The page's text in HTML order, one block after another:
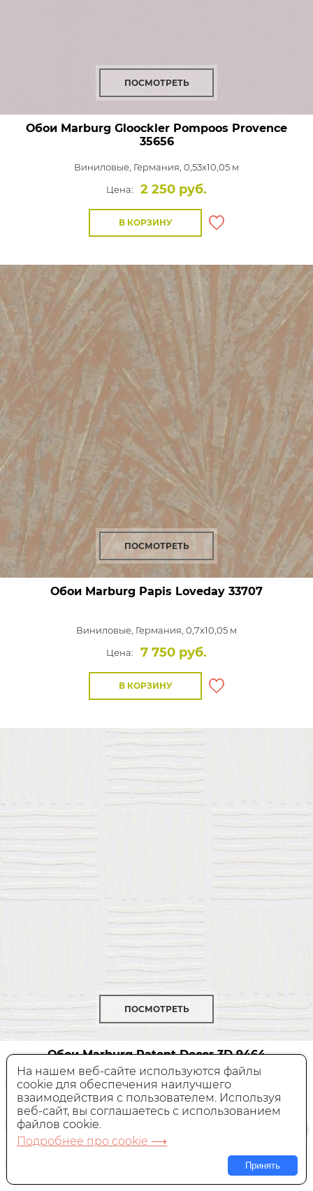
ПОСМОТРЕТЬ
Обои Marburg Gloockler Pompoos Provence
35656
Виниловые, Германия, 0,53x10,05 м
Цена:
2 250 руб.
В КОРЗИНУ
ПОСМОТРЕТЬ
Обои Marburg Papis Loveday 33707
Виниловые, Германия, 0,7x10,05 м
Цена:
7 750 руб.
В КОРЗИНУ
ПОСМОТРЕТЬ
Обои Marburg Patent Decor 3D9464
Под покраску,Германия, 0,53x10,05 м
Цена:
2 990 руб.
В КОРЗИНУ
На нашем веб-сайте используются файлы
cookie для обеспечения наилучшего
взаимодействия с пользователем. Используя
веб-сайт, вы соглашаетесь с использованием
файлов cookie.
Подробнее про cookie ⟶
Принять